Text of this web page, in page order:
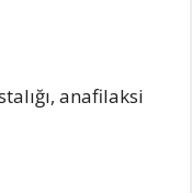
anafilaksi